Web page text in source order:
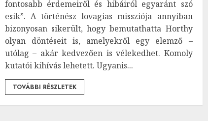
fontosabb érdemeiről és hibáiról egyaránt szó
esik”. A történész lovagias missziója annyiban
bizonyosan sikerült, hogy bemutathatta Horthy
olyan döntéseit is, amelyekről egy elemző –
utólag – akár kedvezően is vélekedhet. Komoly
kutatói kihívás lehetett. Ugyanis...
TOVÁBBI RÉSZLETEK